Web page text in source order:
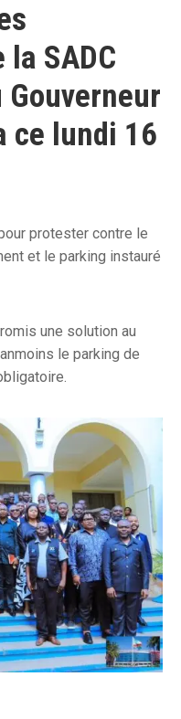
SADC
ce lundi 16
protester contre le
et le parking instauré
une solution au
le parking de